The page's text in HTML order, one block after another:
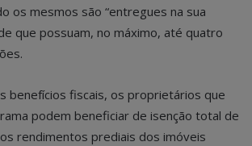
os mesmos são “entregues na sua
que possuam, no máximo, até quatro
benefícios fiscais, os proprietários que
podem beneficiar de isenção total de
rendimentos prediais dos imóveis